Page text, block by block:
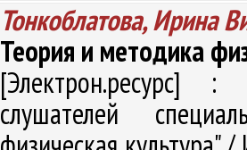
Тонкоблатова, Ирина
Теория и методика
[Электрон.ресурс] :
слушателей